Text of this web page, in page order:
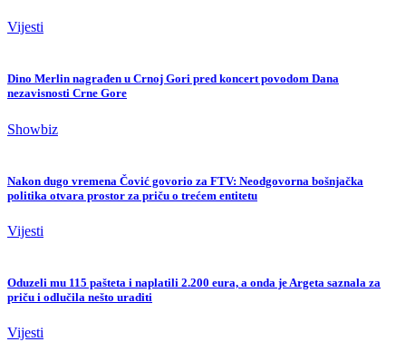
Vijesti
Dino Merlin nagrađen u Crnoj Gori pred koncert povodom Dana
nezavisnosti Crne Gore
Showbiz
Nakon dugo vremena Čović govorio za FTV: Neodgovorna bošnjačka
politika otvara prostor za priču o trećem entitetu
Vijesti
Oduzeli mu 115 pašteta i naplatili 2.200 eura, a onda je Argeta saznala za
priču i odlučila nešto uraditi
Vijesti